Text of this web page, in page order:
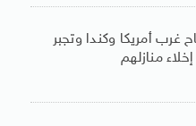
غرب أمريكا وكندا وتجبر
منازلهم